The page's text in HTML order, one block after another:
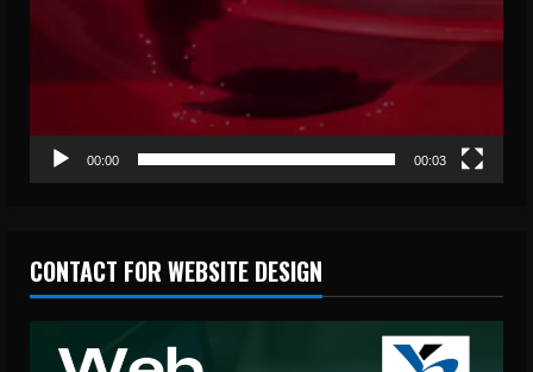
00:00 00:03
CONTACT FOR WEBSITE DESIGN